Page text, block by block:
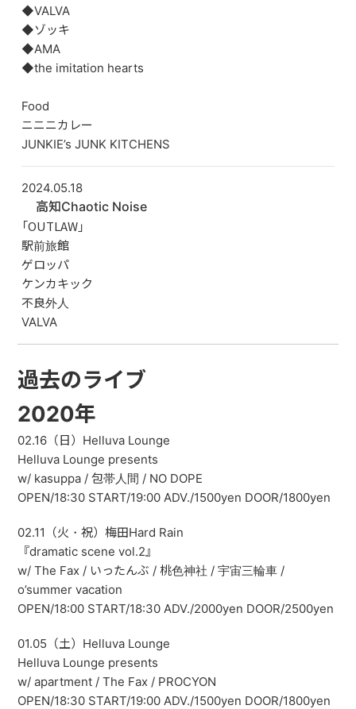
◆VALVA
◆ゾッキ
◆AMA
◆the imitation hearts
Food
ニニニカレー
JUNKIE’s JUNK KITCHENS
2024.05.18
高知Chaotic Noise
「OUTLAW」
駅前旅館
ゲロッパ
ケンカキック
不良外人
VALVA
過去のライブ
2020年
02.16（日）Helluva Lounge
Helluva Lounge presents
w/ kasuppa / 包帯人間 / NO DOPE
OPEN/18:30 START/19:00 ADV./1500yen DOOR/1800yen
02.11（火・祝）梅田Hard Rain
『dramatic scene vol.2』
w/ The Fax / いったんぶ / 桃色神社 / 宇宙三輪車 /
o’summer vacation
OPEN/18:00 START/18:30 ADV./2000yen DOOR/2500yen
01.05（土）Helluva Lounge
Helluva Lounge presents
w/ apartment / The Fax / PROCYON
OPEN/18:30 START/19:00 ADV./1500yen DOOR/1800yen